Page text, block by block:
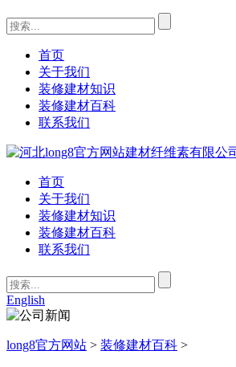
首页
关于我们
装修建材知识
装修建材百科
联系我们
首页
关于我们
装修建材知识
装修建材百科
联系我们
English
long8官方网站 > 装修建材百科 >